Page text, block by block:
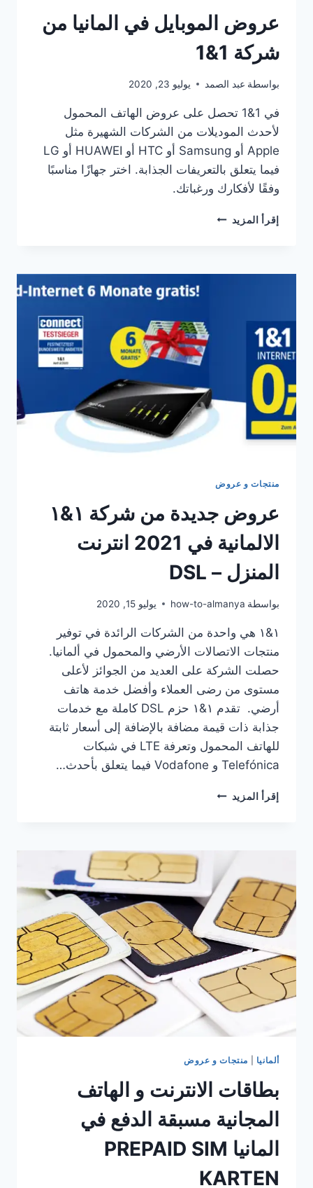
عروض الموبايل في المانيا من
شركة 1&1
بواسطة عبد الصمد يوليو 23, 2020
في 1&1 تحصل على عروض الهاتف المحمول
لأحدث الموديلات من الشركات الشهيرة مثل
Apple أو Samsung أو HTC أو HUAWEI أو LG
فيما يتعلق بالتعريفات الجذابة. اختر جهازًا مناسبًا
وفقًا لأفكارك ورغباتك.
إقرأ المزيد عروض
من
منتجات و عروض
عروض جديدة من شركة ١&١
الالمانية في 2021 انترنت
المنزل – DSL
بواسطة how-to-almanya يوليو 15, 2020
١&١ هي واحدة من الشركات الرائدة في توفير
منتجات الاتصالات الأرضي والمحمول في ألمانيا.
حصلت الشركة على العديد من الجوائز لأعلى
مستوى من رضى العملاء وأفضل خدمة هاتف
أرضي. تقدم ١&١ حزم DSL كاملة مع خدمات
جذابة ذات قيمة مضافة بالإضافة إلى أسعار ثابتة
للهاتف المحمول وتعرفة LTE في شبكات
Telefónica و Vodafone فيما يتعلق بأحدث…
إقرأ المزيد عروض
الالمانية
في
2021
انترنت
المنزل
–
DSL
ألمانيا منتجات و عروض
بطاقات الانترنت و الهاتف
المجانية مسبقة الدفع في
المانيا PREPAID SIM
KARTEN